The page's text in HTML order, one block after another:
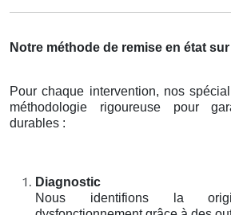
Notre méthode de remise en état
Pour chaque intervention, nos
méthodologie rigoureuse pour
durables :
Diagnostic
Nous identifions la